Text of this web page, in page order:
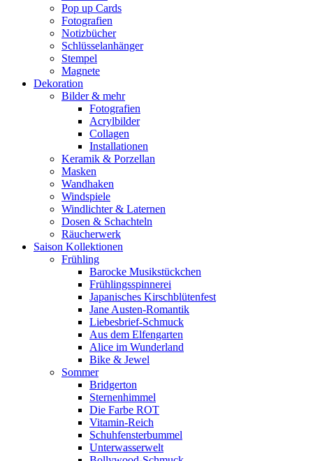
Pop up Cards
Fotografien
Notizbücher
Schlüsselanhänger
Stempel
Magnete
Dekoration
Bilder & mehr
Fotografien
Acrylbilder
Collagen
Installationen
Keramik & Porzellan
Masken
Wandhaken
Windspiele
Windlichter & Laternen
Dosen & Schachteln
Räucherwerk
Saison Kollektionen
Frühling
Barocke Musikstückchen
Frühlingsspinnerei
Japanisches Kirschblütenfest
Jane Austen-Romantik
Liebesbrief-Schmuck
Aus dem Elfengarten
Alice im Wunderland
Bike & Jewel
Sommer
Bridgerton
Sternenhimmel
Die Farbe ROT
Vitamin-Reich
Schuhfensterbummel
Unterwasserwelt